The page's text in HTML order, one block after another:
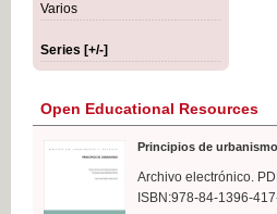
Varios
Series [+/-]
Open Educational Resources
Principios de
Archivo electrónico.
ISBN:978-84-1396-